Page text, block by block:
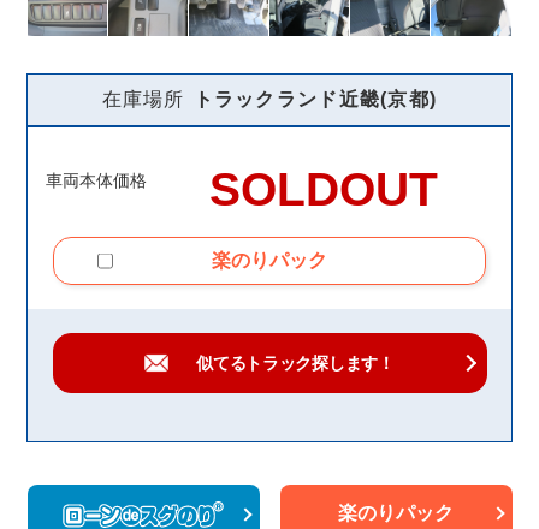
在庫場所 トラックランド近畿(京都)
車両本体価格 SOLDOUT
楽のりパック
似てるトラック探します！
楽のりパック